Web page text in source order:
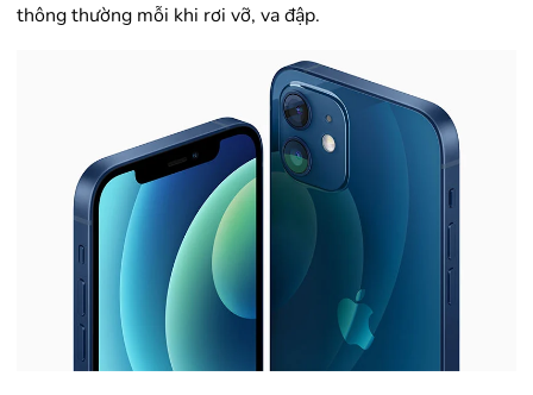
thông thường mỗi khi rơi vỡ, va đập.